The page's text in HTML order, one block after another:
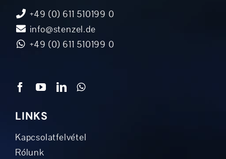
+49 (0) 611 510199 0
info@stenzel.de
+49 (0) 611 510199 0
LINKS
Kapcsolatfelvétel
Rólunk